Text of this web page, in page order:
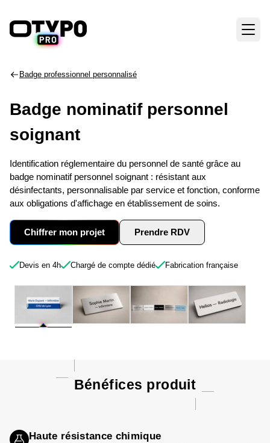
Badge professionnel personnalisé
Badge nominatif personnel
soignant
Identification réglementaire du personnel de santé grâce au
badge nominatif personnel soignant : résistant aux
désinfectants, personnalisable par service et fonction, conforme
aux obligations d'affichage en établissement de soins.
Chiffrer mon projet Prendre RDV
Devis en 4h Chargé de compte dédié Fabrication française
Bénéfices produit
Haute résistance chimique